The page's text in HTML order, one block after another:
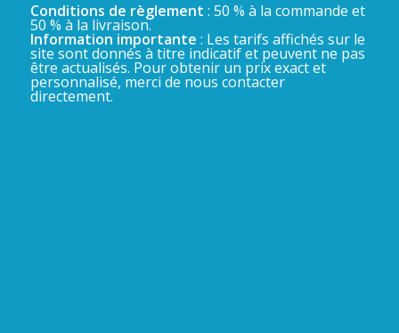
Conditions de règlement : 50 % à la commande et
50 % à la livraison.
Information importante : Les tarifs affichés sur le
site sont donnés à titre indicatif et peuvent ne pas
être actualisés. Pour obtenir un prix exact et
personnalisé, merci de nous contacter
directement.